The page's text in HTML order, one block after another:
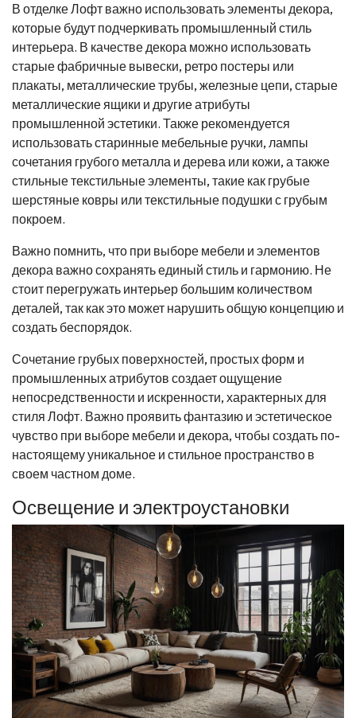
В отделке Лофт важно использовать элементы декора,
которые будут подчеркивать промышленный стиль
интерьера. В качестве декора можно использовать
старые фабричные вывески, ретро постеры или
плакаты, металлические трубы, железные цепи, старые
металлические ящики и другие атрибуты
промышленной эстетики. Также рекомендуется
использовать старинные мебельные ручки, лампы
сочетания грубого металла и дерева или кожи, а также
стильные текстильные элементы, такие как грубые
шерстяные ковры или текстильные подушки с грубым
покроем.
Важно помнить, что при выборе мебели и элементов
декора важно сохранять единый стиль и гармонию. Не
стоит перегружать интерьер большим количеством
деталей, так как это может нарушить общую концепцию и
создать беспорядок.
Сочетание грубых поверхностей, простых форм и
промышленных атрибутов создает ощущение
непосредственности и искренности, характерных для
стиля Лофт. Важно проявить фантазию и эстетическое
чувство при выборе мебели и декора, чтобы создать по-
настоящему уникальное и стильное пространство в
своем частном доме.
Освещение и электроустановки